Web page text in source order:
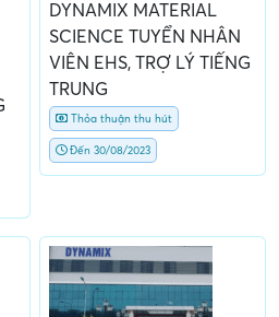
DYNAMIX MATERIAL
SCIENCE TUYỂN NHÂN
VIÊN EHS, TRỢ LÝ TIẾNG
TRUNG
Thỏa thuận thu hút
Đến 30/08/2023